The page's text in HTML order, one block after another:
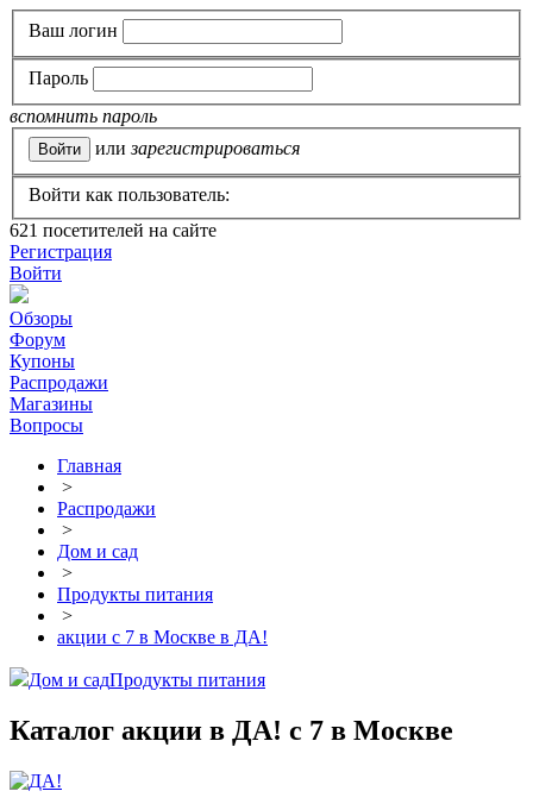
Ваш логин
Пароль
вспомнить пароль
или зарегистрироваться
Войти как пользователь:
621 посетителей на сайте
Регистрация
Войти
Обзоры
Форум
Купоны
Распродажи
Магазины
Вопросы
Главная
>
Распродажи
>
Дом и сад
>
Продукты питания
>
акции с 7 в Москве в ДА!
Дом и садПродукты питания
Каталог акции в ДА! с 7 в Москве